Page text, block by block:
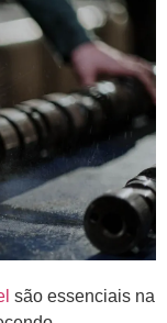
são essenciais na